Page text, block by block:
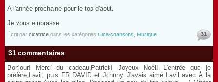
A l'année prochaine pour le top d'août.
Je vous embrasse.
Écrit par cicatrice dans les catégories Cica-chansons Musique 31
31 commentaires
Bonjour! Merci du cadeau,Patrick! Joyeux Noël! L'entrée que je
préfère,Lavil; puis FR DAVID et Johnny. J'avais aimé Lavil avec À la